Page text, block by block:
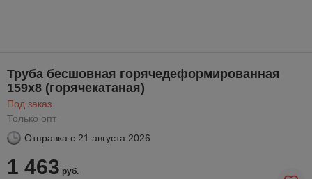
Труба бесшовная горячедеформированная
159х8 (горячекатаная)
Под заказ
Только опт
Отправка с 21 августа 2026
1 463 руб.